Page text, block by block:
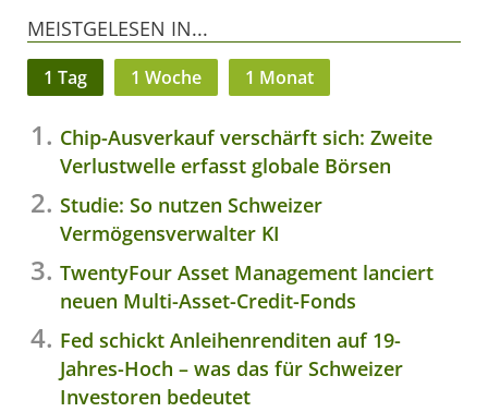
MEISTGELESEN IN...
1 Tag 1 Woche 1 Monat
Chip-Ausverkauf verschärft sich: Zweite
Verlustwelle erfasst globale Börsen
Studie: So nutzen Schweizer
Vermögensverwalter KI
TwentyFour Asset Management lanciert
neuen Multi-Asset-Credit-Fonds
Fed schickt Anleihenrenditen auf 19-
Jahres-Hoch – was das für Schweizer
Investoren bedeutet